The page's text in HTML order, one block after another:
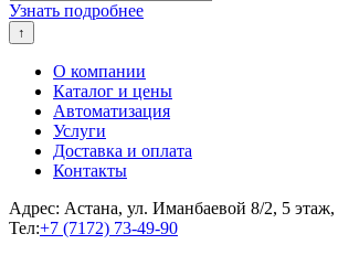
Узнать подробнее
↑
О компании
Каталог и цены
Автоматизация
Услуги
Доставка и оплата
Контакты
Адрес: Астана, ул. Иманбаевой 8/2, 5 этаж,
Тел:+7 (7172) 73-49-90